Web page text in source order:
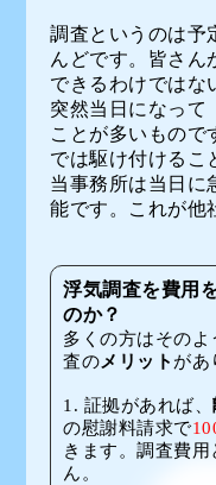
調査というのは予
んどです。皆さん
できるわけではな
突然当日になって
ことが多いもので
では駆け付けるこ
当事務所は当日に
能です。これが他
浮気調査を費用
のか？
多くの方はそのよ
査のメリット があ
1. 証拠があれば、
の慰謝料請求で
きます。調査費
ん。